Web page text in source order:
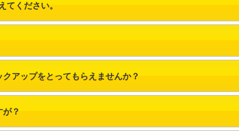
てください。
アップをとってもらえませんか？
？